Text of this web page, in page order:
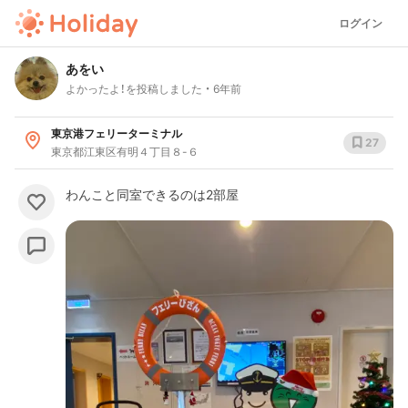
ログイン
あをい
よかったよ！を投稿しました 6年前
東京港フェリーターミナル
東京都江東区有明４丁目８-６
27
わんこと同室できるのは2部屋